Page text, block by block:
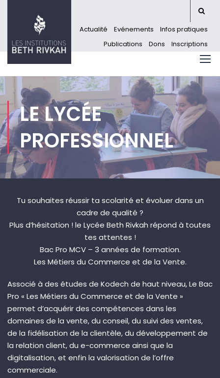
Actualité Evénements
Infos pratiques
Publications
Dons Inscriptions
LE LYCÉE
PROFESSIONNEL
Tu souhaites réussir ta scolarité et évoluer dans un
cadre de qualité ?
Plus d’hésitation ! le Lycée Beth Rivkah répond à toutes
tes attentes !
Bac Pro MCV – 3 années de formation.
Les Métiers du Commerce et de la Vente.
Associé à des études de Kodech de haut niveau, Le Bac
Pro « Les Métiers du Commerce et de la Vente »
permet d’acquérir des compétences dans les
domaines de la vente, du conseil, du suivi des ventes,
de la fidélisation de la clientèle, du développement de
la relation client, du e-commerce ainsi que la
digitalisation, et enfin la valorisation de l’offre
commerciale.